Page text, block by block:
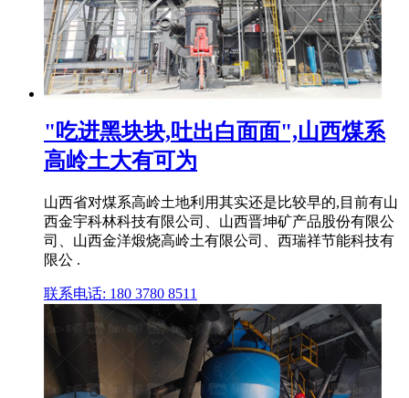
"吃进黑块块,吐出白面面",山西煤系
高岭土大有可为
山西省对煤系高岭土地利用其实还是比较早的,目前有山
西金宇科林科技有限公司、山西晋坤矿产品股份有限公
司、山西金洋煅烧高岭土有限公司、西瑞祥节能科技有
限公 .
联系电话: 180 3780 8511